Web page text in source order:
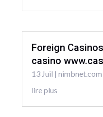
Foreign
casino
13 Juil | nimbnet.com
lire plus